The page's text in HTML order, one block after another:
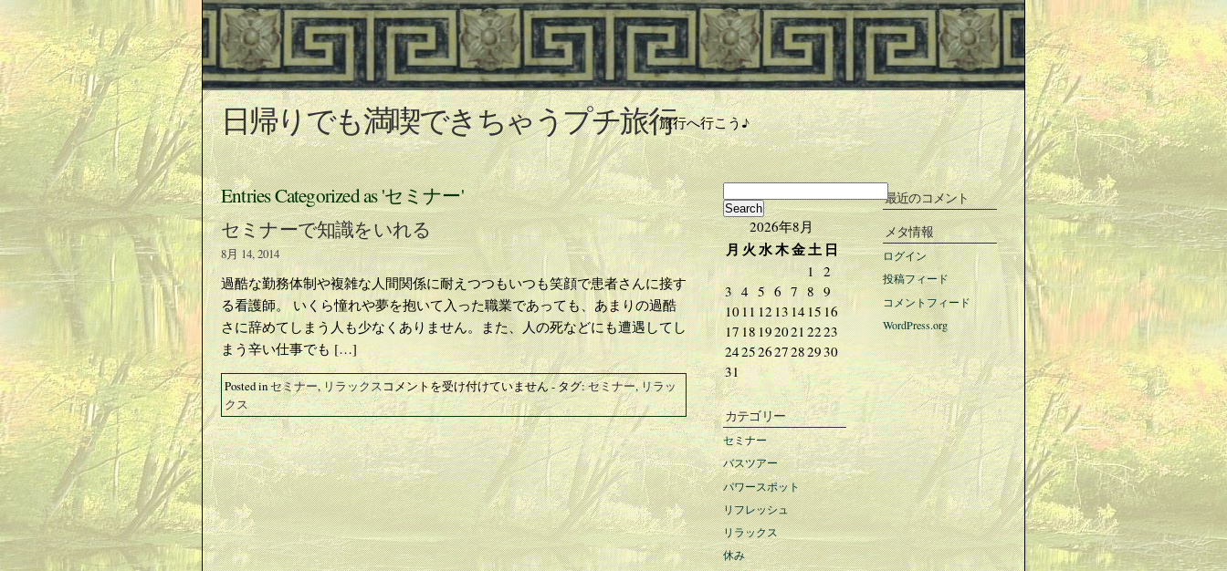
日帰りでも満喫できちゃうプチ旅行旅行へ行こう♪
Entries Categorized as 'セミナー'
セミナーで知識をいれる
8月 14, 2014
過酷な勤務体制や複雑な人間関係に耐えつつもいつも笑顔で患者さんに接す
る看護師。 いくら憧れや夢を抱いて入った職業であっても、あまりの過酷
さに辞めてしまう人も少なくありません。また、人の死などにも遭遇してし
まう辛い仕事でも […]
Posted inセミナー,リラックスセ
ミ
ナ
ー
で
知
識
を
い
れ
る
コメントを受け付けていません- タグ:セミナー,リラッ
クス
最近のコメント
メタ情報
ログイン
投稿フィード
コメントフィード
WordPress.org
2026年8月
月火水木金土日
1 2
3 4 5 6 7 8 9
10111213141516
1718192021 2223
24252627282930
31
カテゴリー
セミナー
バスツアー
パワースポット
リフレッシュ
リラックス
休み